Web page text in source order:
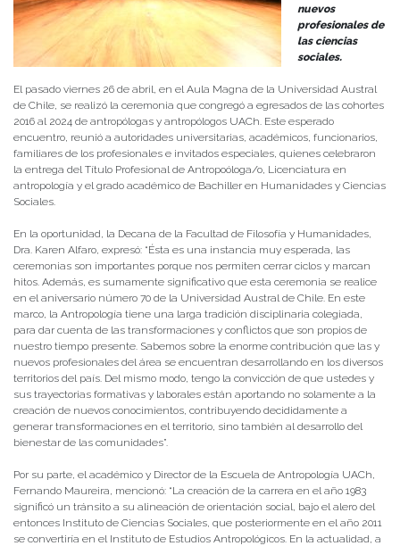
nuevos
profesionales de
las ciencias
sociales.
El pasado viernes 26 de abril, en el Aula Magna de la Universidad Austral
de Chile, se realizó la ceremonia que congregó a egresados de las cohortes
2016 al 2024 de antropólogas y antropólogos UACh. Este esperado
encuentro, reunió a autoridades universitarias, académicos, funcionarios,
familiares de los profesionales e invitados especiales, quienes celebraron
la entrega del Título Profesional de Antropoóloga/o, Licenciatura en
antropología y el grado académico de Bachiller en Humanidades y Ciencias
Sociales.
En la oportunidad, la Decana de la Facultad de Filosofía y Humanidades,
Dra. Karen Alfaro, expresó: “Ésta es una instancia muy esperada, las
ceremonias son importantes porque nos permiten cerrar ciclos y marcan
hitos. Además, es sumamente significativo que esta ceremonia se realice
en el aniversario número 70 de la Universidad Austral de Chile. En este
marco, la Antropología tiene una larga tradición disciplinaria colegiada,
para dar cuenta de las transformaciones y conflictos que son propios de
nuestro tiempo presente. Sabemos sobre la enorme contribución que las y
nuevos profesionales del área se encuentran desarrollando en los diversos
territorios del país. Del mismo modo, tengo la convicción de que ustedes y
sus trayectorias formativas y laborales están aportando no solamente a la
creación de nuevos conocimientos, contribuyendo decididamente a
generar transformaciones en el territorio, sino también al desarrollo del
bienestar de las comunidades”.
Por su parte, el académico y Director de la Escuela de Antropología UACh,
Fernando Maureira, mencionó: “La creación de la carrera en el año 1983
significó un tránsito a su alineación de orientación social, bajo el alero del
entonces Instituto de Ciencias Sociales, que posteriormente en el año 2011
se convertiría en el Instituto de Estudios Antropológicos. En la actualidad, a